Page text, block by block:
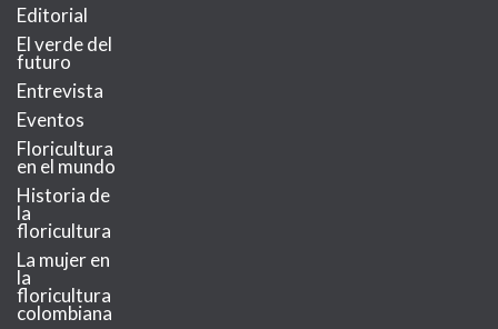
Editorial
El verde del
futuro
Entrevista
Eventos
Floricultura
en el mundo
Historia de
la
floricultura
La mujer en
la
floricultura
colombiana